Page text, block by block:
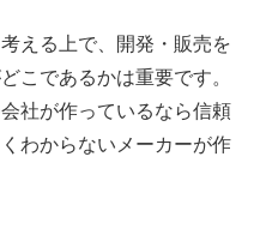
える上で、開発・販売を
こであるかは重要です。
社が作っているなら信頼
わからないメーカーが作